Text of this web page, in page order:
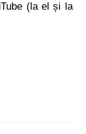
(la el și la